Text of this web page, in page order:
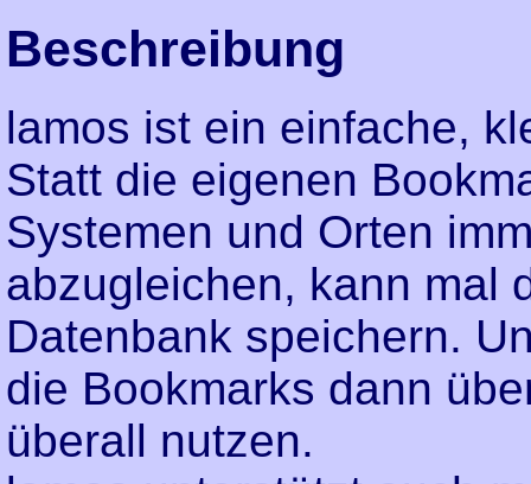
Beschreibung
lamos ist ein einfache,
Statt die eigenen
Systemen und Orten
abzugleichen, kann mal
Datenbank speichern.
die Bookmarks dann
überall nutzen.